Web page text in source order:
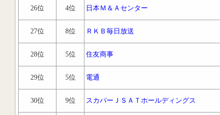
26位 4位 日本Ｍ＆Ａセンター
27位 8位 ＲＫＢ毎日放送
28位 5位 住友商事
29位 5位 電通
30位 9位 スカパーＪＳＡＴホールディングス